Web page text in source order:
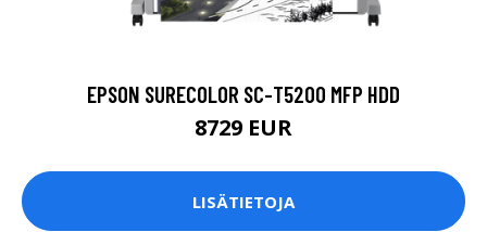
EPSON SURECOLOR SC-T5200 MFP HDD
8729 EUR
LISÄTIETOJA